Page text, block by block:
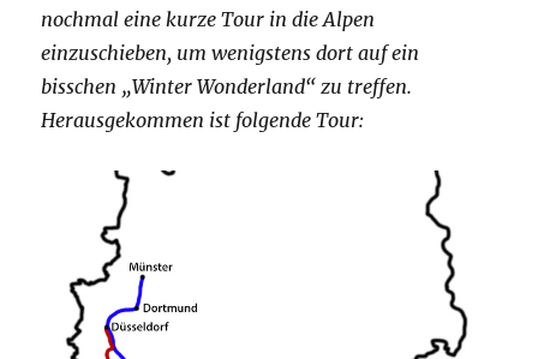
nochmal eine kurze Tour in die Alpen
einzuschieben, um wenigstens dort auf ein
bisschen „Winter Wonderland“ zu treffen.
Herausgekommen ist folgende Tour: